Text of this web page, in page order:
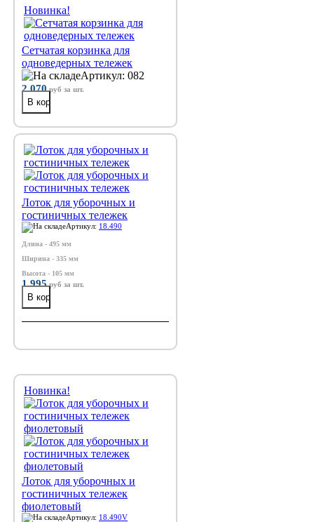
Новинка!
Сетчатая корзинка для
одноведерных тележек
Артикул: 082
2 070руб за шт.
Лоток для уборочных и
гостиничных тележек
Артикул: 18.490
Длина - 495 мм
Ширина - 335 мм
Высота - 105 мм
1 995руб за шт.
Новинка!
Лоток для уборочных и
гостиничных тележек
фиолетовый
Артикул: 18.490V